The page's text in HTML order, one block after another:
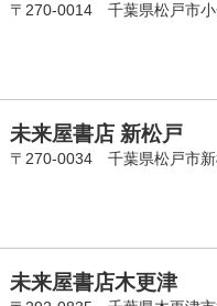
〒270-0014 千葉県松戸市
未来屋書店 新松戸
〒270-0034 千葉県松戸市
未来屋書店木更津